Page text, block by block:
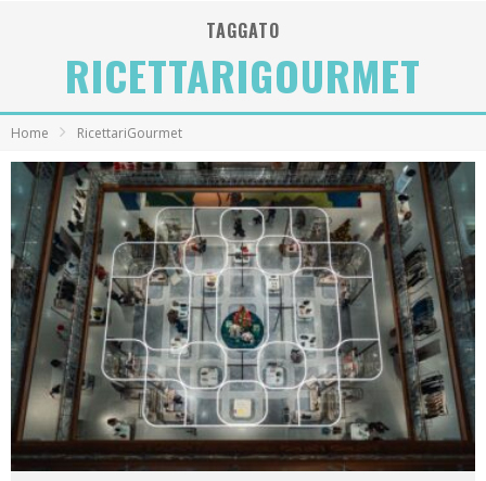
SEE YOU AT 5 | Chanel
Anya Taylor-Joy, Jisoo e Willow Smith protagoniste della nuova campagna Dior Addict
TAGGATO
RICETTARIGOURMET
Home RicettariGourmet